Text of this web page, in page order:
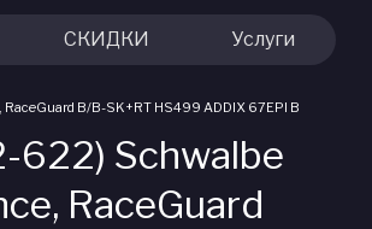
СКИДКИ Услуги
B/B-SK+RT HS499 ADDIX 67EPI B
Schwalbe
RaceGuard